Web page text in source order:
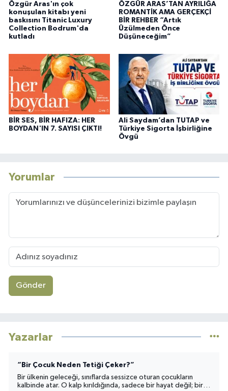
Özgür Aras'ın çok
konuşulan kitabı yeni
baskısını Titanic Luxury
Collection Bodrum'da
kutladı
ÖZGÜR ARAS’TAN AYRILIĞA
ROMANTİK AMA GERÇEKÇİ
BİR REHBER “Artık
Üzülmeden Önce
Düşüneceğim”
BİR SES, BİR HAFIZA: HER
BOYDAN'IN 7. SAYISI ÇIKTI!
Ali Saydam’dan TUTAP ve
Türkiye Sigorta İşbirliğine
Övgü
Yorumlar
Gönder
Yazarlar
Kriz Değil,Bu Bir Tercih mi ?
Birçok ülke’de yaşatılanları hâlâ “ekonomik kriz” diye
adlandırmak, gerçeği eksik okumaktır.